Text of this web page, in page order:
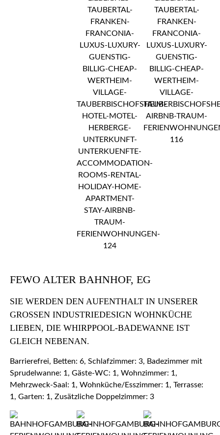
FEWO ALTER BAHNHOF, EG
SIE WERDEN DEN AUFENTHALT IN UNSERER
GROSSEN INDUSTRIEDESIGN WOHNKÜCHE L
IEBEN, DIE WHIRPPOOL-BADEWANNE IST G
LEICH NEBENAN.
Barrierefrei, Betten: 6, Schlafzimmer: 3, Badezimmer mit
Sprudelwanne: 1, Gäste-WC: 1, Wohnzimmer: 1,
Mehrzweck-Saal: 1, Wohnküche/Esszimmer: 1, Terrasse:
1, Garten: 1, Zusätzliche Doppelzimmer: 3